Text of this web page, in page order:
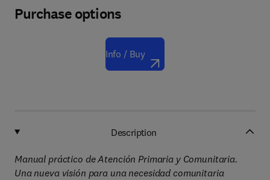
Purchase options
Info / Buy
Description
Manual práctico de Atención Primaria y Comunitaria.
Una nueva visión para una necesidad comunitaria